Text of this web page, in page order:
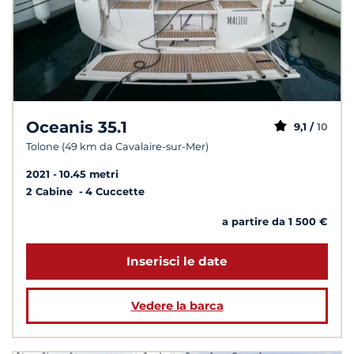
Oceanis 35.1
Tolone (49 km da Cavalaire-sur-Mer)
9,1 / 10
2021
10.45 metri
2 Cabine
4 Cuccette
a partire da 1 500 €
Inserisci le date
Vedere la barca